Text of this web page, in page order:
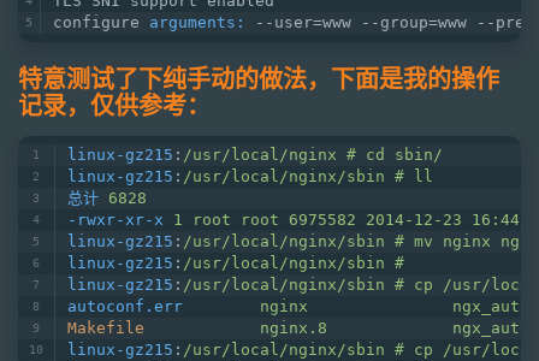
configure arguments: --user=www --group=www --
特意测试了下纯手动的做法，下面是我的操作
记录，仅供参考：
linux-gz215 : /usr/local/nginx # cd sbin/
linux-gz215 : /usr/local/nginx/sbin # ll
总计 6828
-rwxr-xr-x
1 root root 6975582 2014-12-23 16:44
linux-gz215 : /usr/local/nginx/sbin # mv nginx
linux-gz215 : /usr/local/nginx/sbin #
linux-gz215 : /usr/local/nginx/sbin # cp /usr/
autoconf.err
nginx
Makefile
nginx.8
linux-gz215 : /usr/local/nginx/sbin # cp /usr/